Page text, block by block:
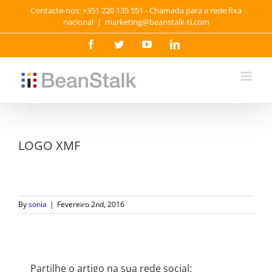
content
Contacte-nos: +351 220 135 551 - Chamada para a rede fixa
nacional | marketing@beanstalk-ti.com
FacebookTwitterYouTubeLinkedIn
LOGO XMF
Bysonia | Fevereiro 2nd, 2016
Partilhe o artigo na sua rede social: